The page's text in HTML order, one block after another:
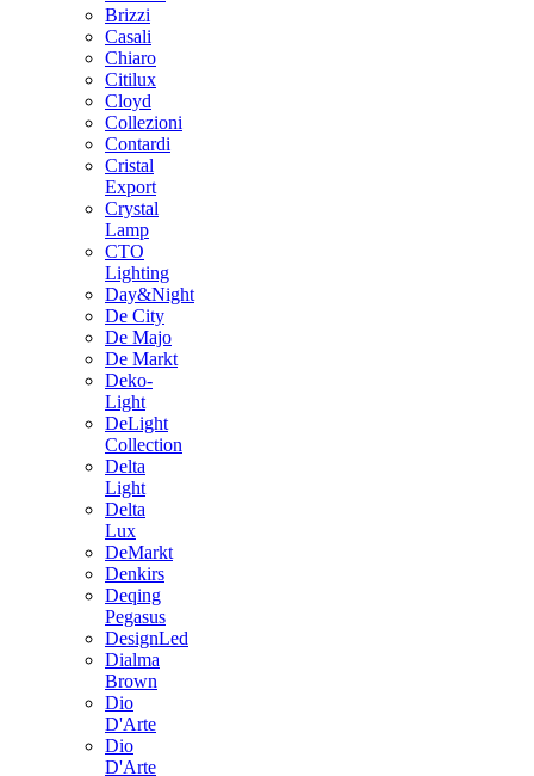
Brizzi
Casali
Chiaro
Citilux
Cloyd
Collezioni
Contardi
Cristal
Export
Crystal
Lamp
CTO
Lighting
Day&Night
De City
De Majo
De Markt
Deko-
Light
DeLight
Collection
Delta
Light
Delta
Lux
DeMarkt
Denkirs
Deqing
Pegasus
DesignLed
Dialma
Brown
Dio
D'Arte
Dio
D'Arte